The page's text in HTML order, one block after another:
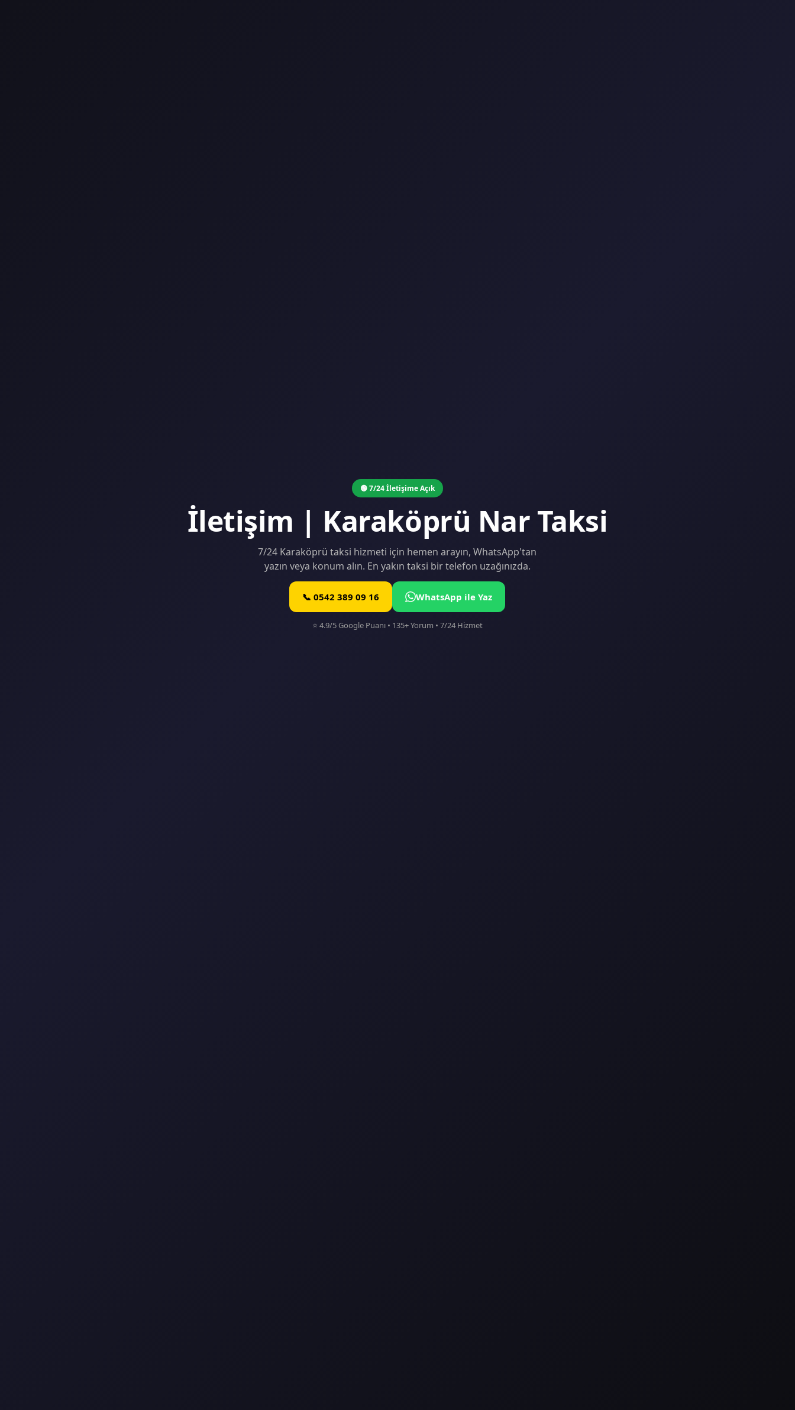
🟢 7/24 İletişime Açık
İletişim | Karaköprü Nar Taksi
7/24 Karaköprü taksi hizmeti için hemen arayın, WhatsApp'tan
yazın veya konum alın. En yakın taksi bir telefon uzağınızda.
📞 0542 389 09 16 WhatsApp ile Yaz
⭐ 4.9/5 Google Puanı • 135+ Yorum • 7/24 Hizmet